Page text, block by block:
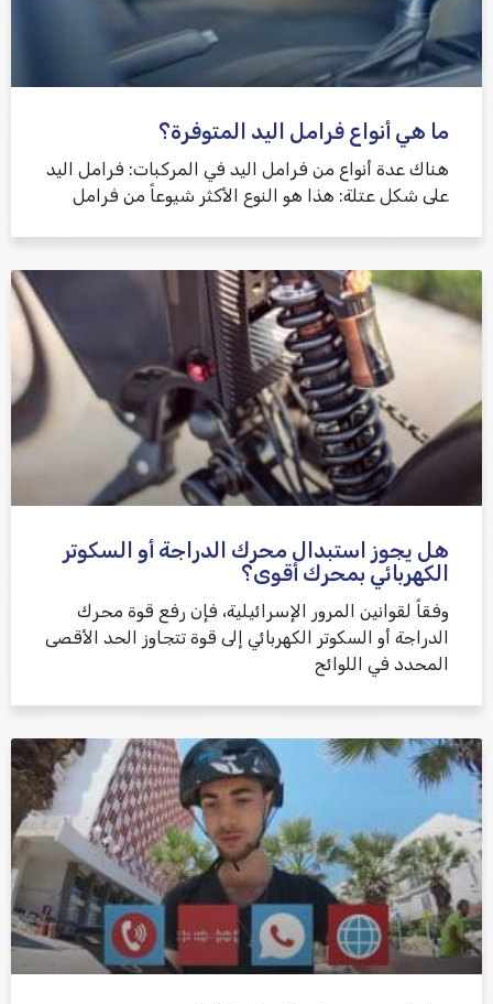
ما هي أنواع فرامل اليد المتوفرة؟
هناك عدة أنواع من فرامل اليد في المركبات: فرامل اليد
على شكل عتلة: هذا هو النوع الأكثر شيوعاً من فرامل
هل يجوز استبدال محرك الدراجة أو السكوتر
الكهربائي بمحرك أقوى؟
وفقاً لقوانين المرور الإسرائيلية، فإن رفع قوة محرك
الدراجة أو السكوتر الكهربائي إلى قوة تتجاوز الحد الأقصى
المحدد في اللوائح